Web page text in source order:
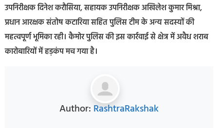
उपनिरीक्षक दिनेश करौसिया, सहायक उपनिरीक्षक अखिलेश कुमार मिश्रा,
प्रधान आरक्षक संतोष कटारिया सहित पुलिस टीम के अन्य सदस्यों की
महत्वपूर्ण भूमिका रही। कैमोर पुलिस की इस कार्रवाई से क्षेत्र में अवैध शराब
कारोबारियों में हड़कंप मच गया है।
Author: RashtraRakshak